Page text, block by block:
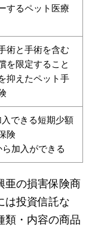
するペット医療
術と手術を含む
を限定すること
抑えたペット手
入できる短期少額
険
ら加入ができる
亜の損害保険商
は投資信託な
類・内容の商品